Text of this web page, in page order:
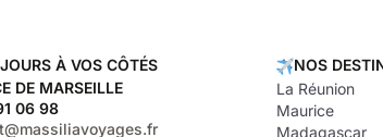
À VOS CÔTÉS
DE MARSEILLE
06 98
NOS
La Réunion
Maurice
Madagascar